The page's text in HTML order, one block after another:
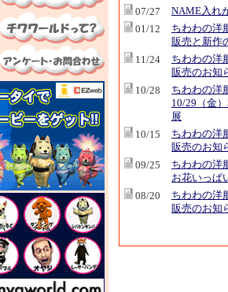
07/27
NAME入れ
01/12
ちわわの洋
販売と新作
11/24
ちわわの洋
販売のお知
10/28
ちわわの
10/29（金
展
10/15
ちわわの洋
販売のお知
09/25
ちわわの
お花いっぱ
08/20
ちわわの洋
販売のお知